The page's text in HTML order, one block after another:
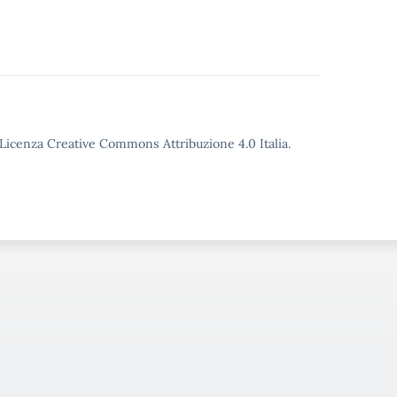
Creative Commons Attribuzione 4.0 Italia.